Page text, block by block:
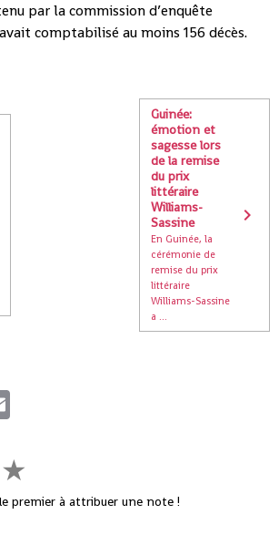
par la commission d’enquête
comptabilisé au moins 156 décès.
Guinée:
émotion et
sagesse lors
de la remise
du prix
littéraire
Williams-
Sassine
En Guinée, la
cérémonie de
remise du prix
littéraire
Williams-Sassine
a ...
★
premier à attribuer une note !